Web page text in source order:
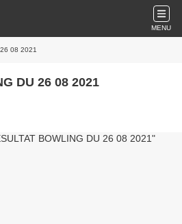
MENU
08 2021
DU 26 08 2021